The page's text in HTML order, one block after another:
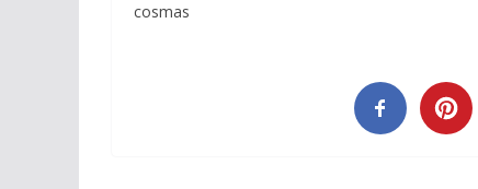
cosmas